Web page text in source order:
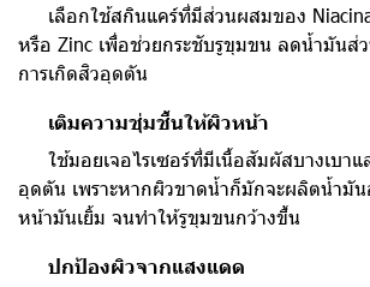
เลือกใช้สกินแคร์ที่มีส่วนผสมของ
หรือ Zinc เพื่อช่วยกระชับรูขุมขน ลดน้ำมันส่
การเกิดสิวอุดตัน
เติมความชุ่มชื้นให้ผิวหน้า
ใช้มอยเจอไรเซอร์ที่มีเนื้อสัมผัสบางเบาแ
อุดตัน เพราะหากผิวขาดน้ำก็มักจะผลิตน้ำมั
หน้ามันเยิ้ม จนทำให้รูขุมขนกว้างขึ้น
ปกป้องผิวจากแสงแดด